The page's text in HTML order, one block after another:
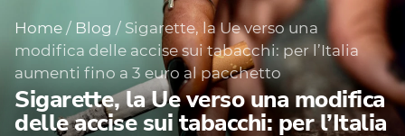
Home / Blog / Sigarette, la Ue verso una
modifica delle accise sui tabacchi: per l’Italia
aumenti fino a 3 euro al pacchetto
Sigarette, la Ue verso una modifica
delle accise sui tabacchi: per l’Italia